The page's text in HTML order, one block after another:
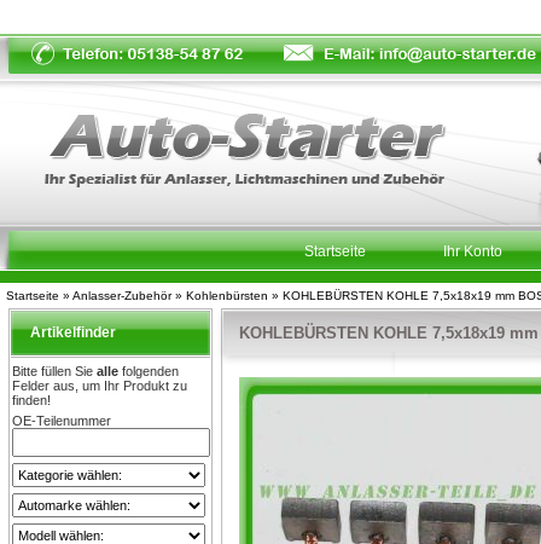
Startseite » Anlasser-Zubehör» Kohlenbürsten » KOHLEBÜRSTEN KOHLE 7,5x18x19 mm
Startseite Ihr Konto
Artikelfinder
Bitte füllen Sie alle folgenden
Felder aus, um Ihr Produkt zu
finden!
OE-Teilenummer
KOHLEBÜRSTEN KOHLE 7,5x18x19